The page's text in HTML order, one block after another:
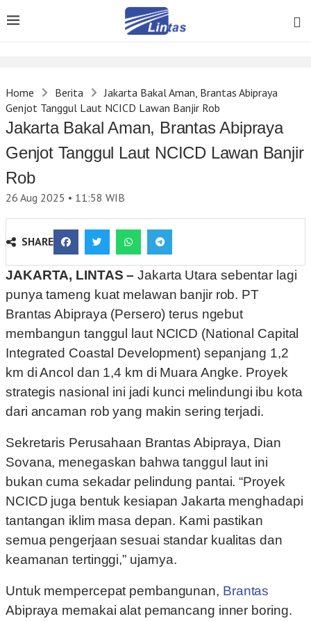
Home Berita
Jakarta Bakal Aman, Brantas Abipraya
Genjot Tanggul Laut NCICD Lawan Banjir Rob
Jakarta Bakal Aman, Brantas Abipraya
Genjot Tanggul Laut NCICD Lawan Banjir
Rob
26 Aug 2025 • 11:58 WIB
SHARE
JAKARTA, LINTAS –Jakarta Utara sebentar lagi
punya tameng kuat melawan banjir rob. PT
Brantas Abipraya (Persero) terus ngebut
membangun tanggul laut NCICD (National Capital
Integrated Coastal Development) sepanjang 1,2
km di Ancol dan 1,4 km di Muara Angke. Proyek
strategis nasional ini jadi kunci melindungi ibu kota
dari ancaman rob yang makin sering terjadi.
Sekretaris Perusahaan Brantas Abipraya, Dian
Sovana, menegaskan bahwa tanggul laut ini
bukan cuma sekadar pelindung pantai. “Proyek
NCICD juga bentuk kesiapan Jakarta menghadapi
tantangan iklim masa depan. Kami pastikan
semua pengerjaan sesuai standar kualitas dan
keamanan tertinggi,” ujarnya.
Untuk mempercepat pembangunan, Brantas
Abipraya memakai alat pemancang inner boring.